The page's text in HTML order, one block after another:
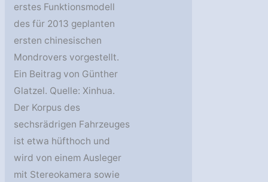
erstes Funktionsmodell
des für 2013 geplanten
ersten chinesischen
Mondrovers vorgestellt.
Ein Beitrag von Günther
Glatzel. Quelle: Xinhua.
Der Korpus des
sechsrädrigen Fahrzeuges
ist etwa hüfthoch und
wird von einem Ausleger
mit Stereokamera sowie